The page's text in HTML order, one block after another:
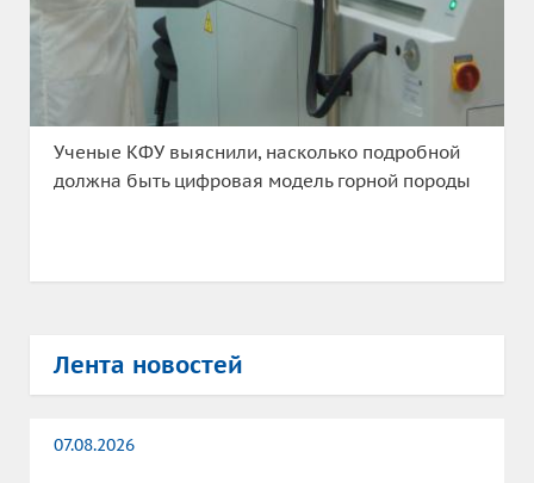
Ученые КФУ выяснили, насколько подробной
должна быть цифровая модель горной породы
Лента новостей
07.08.2026